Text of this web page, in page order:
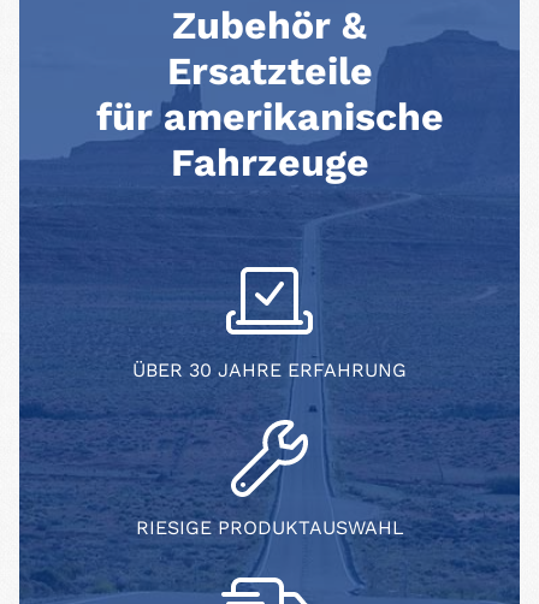
Zubehör &
Ersatzteile
für amerikanische
Fahrzeuge
ÜBER 30 JAHRE ERFAHRUNG
RIESIGE PRODUKTAUSWAHL